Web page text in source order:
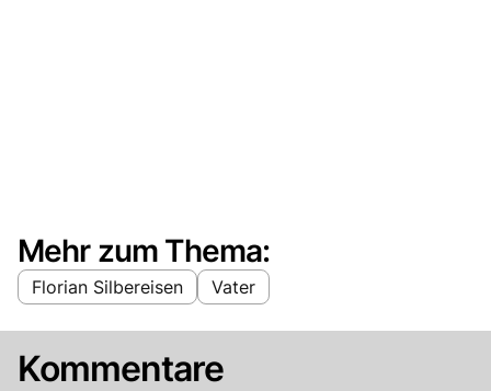
Mehr zum Thema:
Florian Silbereisen Vater
Kommentare